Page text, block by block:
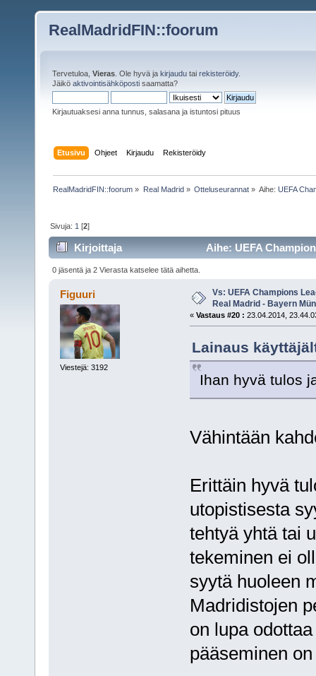
RealMadridFIN::foorum
Tervetuloa, Vieras . Ole hyvä ja kirjaudu tai rekisteröidy.
Jäikö aktivointisähköposti saamatta?
Kirjautuaksesi anna tunnus, salasana ja istuntosi pituus
Etusivu Ohjeet Kirjaudu Rekisteröidy
RealMadridFIN::foorum » Real Madrid» Otteluseurannat» Aihe:UEFA
Sivuja: 1 [2]
Kirjoittaja
Aihe: UEFA
(Luettu 9362 kertaa)
0 jäsentä ja 2 Vierasta katselee tätä aihetta.
Figuuri
Viestejä: 3192
Vs: UEFA Champions
Real Madrid - Bayern
« Vastaus #20 : 23.04.2014,
Lainaus
Ihan hyvä tulos
Vähintään
Erittäin hyvä
utopistisesta
tehtyä yhtä tai
tekeminen ei
syytä huoleen
Madridistojen
on lupa
pääseminen